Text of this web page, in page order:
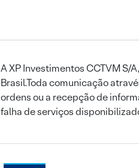
A XP Investimentos CCTVM
Brasil.Toda comunicação
ordens ou a recepção de
falha de serviços